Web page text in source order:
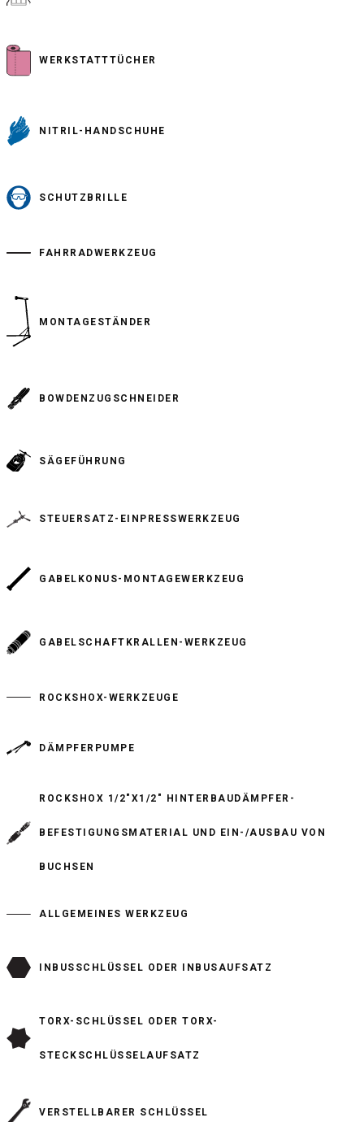
WERKSTATTTÜCHER
NITRIL-HANDSCHUHE
SCHUTZBRILLE
FAHRRADWERKZEUG
MONTAGESTÄNDER
BOWDENZUGSCHNEIDER
SÄGEFÜHRUNG
STEUERSATZ-EINPRESSWERKZEUG
GABELKONUS-MONTAGEWERKZEUG
GABELSCHAFTKRALLEN-WERKZEUG
ROCKSHOX-WERKZEUGE
DÄMPFERPUMPE
ROCKSHOX 1/2"X1/2" HINTERBAUDÄMPFER-
BEFESTIGUNGSMATERIAL UND EIN-/AUSBAU VON
BUCHSEN
ALLGEMEINES WERKZEUG
INBUSSCHLÜSSEL ODER INBUSAUFSATZ
TORX-SCHLÜSSEL ODER TORX-
STECKSCHLÜSSELAUFSATZ
VERSTELLBARER SCHLÜSSEL